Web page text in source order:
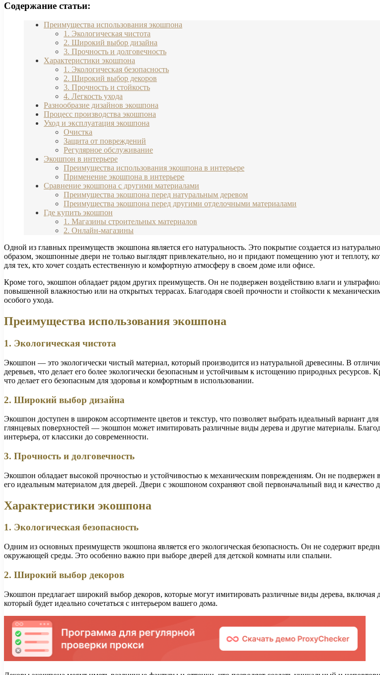
Содержание статьи:
Преимущества использования экошпона
1. Экологическая чистота
2. Широкий выбор дизайна
3. Прочность и долговечность
Характеристики экошпона
1. Экологическая безопасность
2. Широкий выбор декоров
3. Прочность и стойкость
4. Легкость ухода
Разнообразие дизайнов экошпона
Процесс производства экошпона
Уход и эксплуатация экошпона
Очистка
Защита от повреждений
Регулярное обслуживание
Экошпон в интерьере
Преимущества использования экошпона в интерьере
Применение экошпона в интерьере
Сравнение экошпона с другими материалами
Преимущества экошпона перед натуральным деревом
Преимущества экошпона перед другими отделочными материалами
Где купить экошпон
1. Магазины строительных материалов
2. Онлайн-магазины
Одной из главных преимуществ экошпона является его натуральность. Это покрытие создается из
образом, экошпонные двери не только выглядят привлекательно, но и придают помещению уют и теплоту,
для тех, кто хочет создать естественную и комфортную атмосферу в своем доме или офисе.
Кроме того, экошпон обладает рядом других преимуществ. Он не подвержен воздействию влаги и
повышенной влажностью или на открытых террасах. Благодаря своей прочности и стойкости к
особого ухода.
Преимущества использования экошпона
1. Экологическая чистота
Экошпон — это экологически чистый материал, который производится из натуральной древесины. В
деревьев, что делает его более экологически безопасным и устойчивым к истощению природных
что делает его безопасным для здоровья и комфортным в использовании.
2. Широкий выбор дизайна
Экошпон доступен в широком ассортименте цветов и текстур, что позволяет выбрать идеальный вариант
глянцевых поверхностей — экошпон может имитировать различные виды дерева и другие материалы.
интерьера, от классики до современности.
3. Прочность и долговечность
Экошпон обладает высокой прочностью и устойчивостью к механическим повреждениям. Он не подвержен
его идеальным материалом для дверей. Двери с экошпоном сохраняют свой первоначальный вид и качество
Характеристики экошпона
1. Экологическая безопасность
Одним из основных преимуществ экошпона является его экологическая безопасность. Он не содержит
окружающей среды. Это особенно важно при выборе дверей для детской комнаты или спальни.
2. Широкий выбор декоров
Экошпон предлагает широкий выбор декоров, которые могут имитировать различные виды дерева,
который будет идеально сочетаться с интерьером вашего дома.